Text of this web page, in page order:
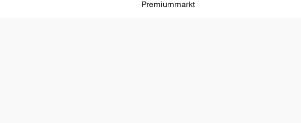
Premiummarkt